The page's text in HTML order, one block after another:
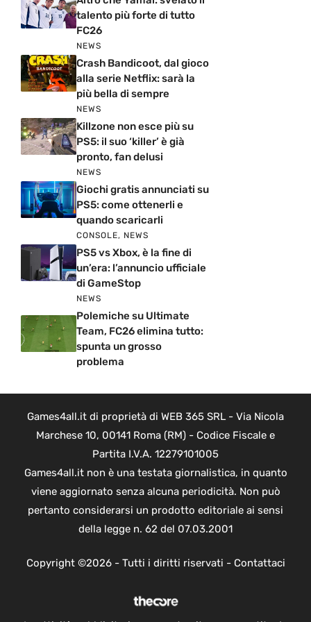
talento più forte di tutto
FC26
NEWS
Crash Bandicoot, dal gioco
alla serie Netflix: sarà la
più bella di sempre
NEWS
Killzone non esce più su
PS5: il suo ‘killer’ è già
pronto, fan delusi
NEWS
Giochi gratis annunciati su
PS5: come ottenerli e
quando scaricarli
CONSOLE, NEWS
PS5 vs Xbox, è la fine di
un’era: l’annuncio ufficiale
di GameStop
NEWS
Polemiche su Ultimate
Team, FC26 elimina tutto:
spunta un grosso
problema
Games4all.it di proprietà di WEB 365 SRL - Via Nicola
Marchese 10, 00141 Roma (RM) - Codice Fiscale e
Partita I.V.A. 12279101005
Games4all.it non è una testata giornalistica, in quanto
viene aggiornato senza alcuna periodicità. Non può
pertanto considerarsi un prodotto editoriale ai sensi
della legge n. 62 del 07.03.2001
Copyright ©2026 - Tutti i diritti riservati - Contattaci